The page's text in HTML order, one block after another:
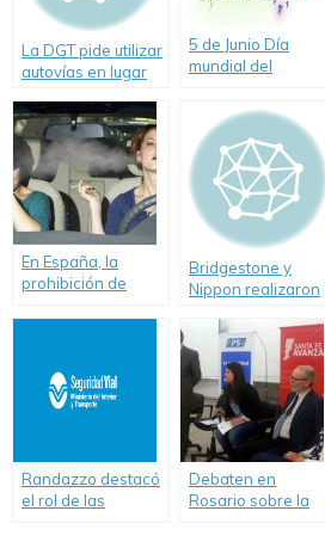
La DGT pide utilizar
autovías en lugar
secundarias
5 de Junio Día
mundial del
cuidado visto
desde la Seguridad
Vial
En España, la
prohibición de
polémica
Bridgestone y
Nippon realizaron
Seguridad Vial
"Sólo para mujeres
que aman la
seguridad"
Randazzo destacó
el rol de las
Debaten en
Rosario sobre la